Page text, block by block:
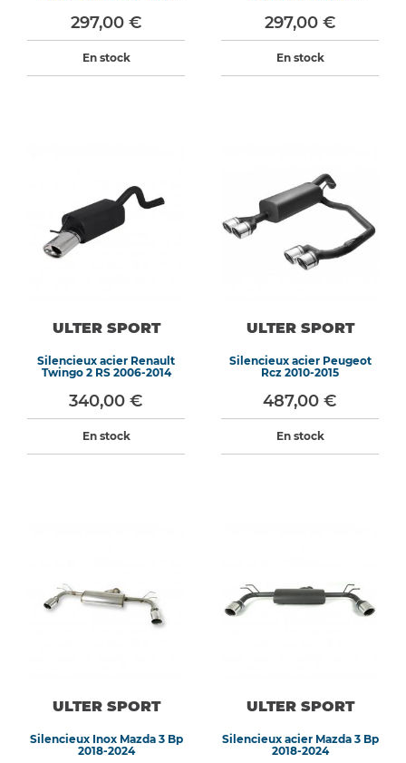
297,00 €
En stock
297,00 €
En stock
ULTER SPORT
Silencieux acier Renault
Twingo 2 RS 2006-2014
340,00 €
En stock
ULTER SPORT
Silencieux acier Peugeot
Rcz 2010-2015
487,00 €
En stock
ULTER SPORT
Silencieux Inox Mazda 3 Bp
2018-2024
ULTER SPORT
Silencieux acier Mazda 3 Bp
2018-2024